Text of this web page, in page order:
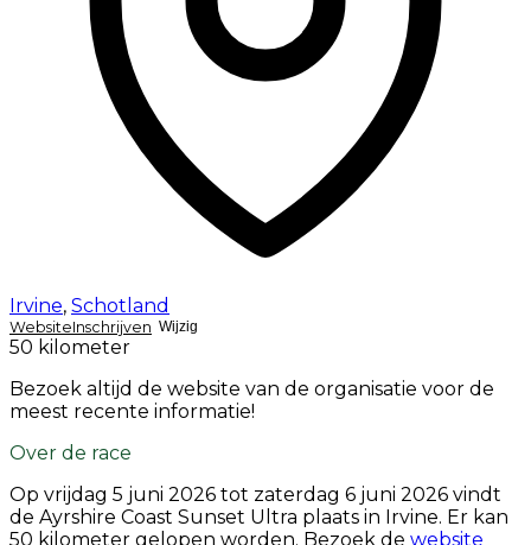
Irvine, Schotland
WebsiteInschrijven Wijzig
50 kilometer
Bezoek altijd de website van de organisatie voor de
meest recente informatie!
Over de race
Op vrijdag 5 juni 2026 tot zaterdag 6 juni 2026 vindt
de Ayrshire Coast Sunset Ultra plaats in Irvine. Er kan
50 kilometer gelopen worden. Bezoek de website